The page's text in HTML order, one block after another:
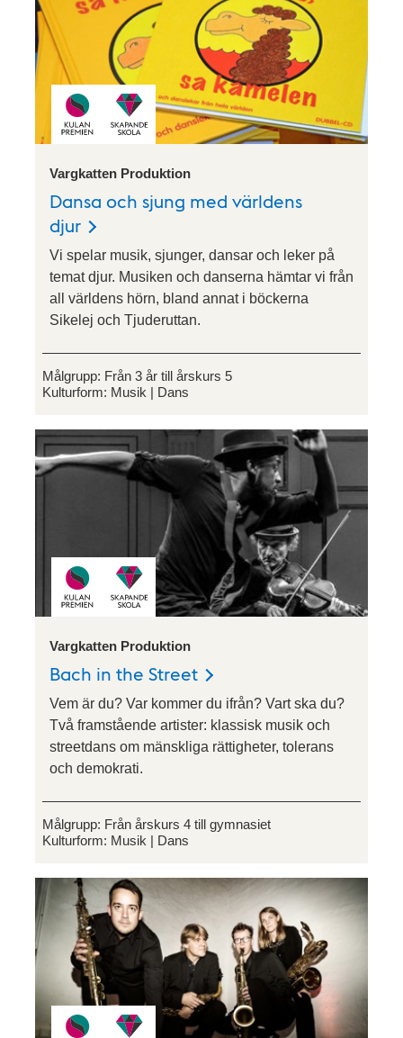
Vargkatten Produktion
Dansa och sjung med världens
djur
Vi spelar musik, sjunger, dansar och leker på
temat djur. Musiken och danserna hämtar vi från
all världens hörn, bland annat i böckerna
Sikelej och Tjuderuttan.
Målgrupp: Från 3 år till årskurs 5
Kulturform: Musik Dans
Vargkatten Produktion
Bach in the Street
Vem är du? Var kommer du ifrån? Vart ska du?
Två framstående artister: klassisk musik och
streetdans om mänskliga rättigheter, tolerans
och demokrati.
Målgrupp: Från årskurs 4 till gymnasiet
Kulturform: Musik Dans